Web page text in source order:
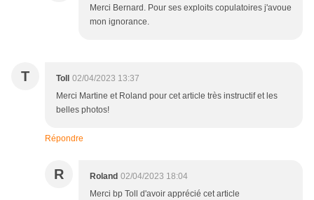
Merci Bernard. Pour ses exploits copulatoires j'avoue
mon ignorance.
T Toll
02/04/2023 13:37
Merci Martine et Roland pour cet article très instructif et les
belles photos!
Répondre
R Roland 02/04/2023 18:04
Merci bp Toll d'avoir apprécié cet article